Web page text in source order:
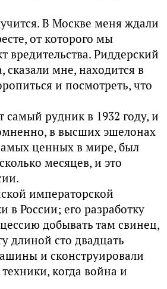
В Москве меня ждали
от которого мы
вредительства. Риддерский
мне, находится в
и посмотреть, что
самый рудник в 1932 году, и
в высших эшелонах
ценных в мире, был
месяцев, и это
императорской
России; его разработку
добывать там свинец,
длиной сто двадцать
и сконструировали
когда война и